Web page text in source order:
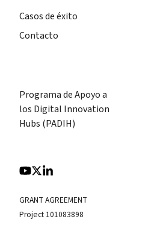
Casos de éxito
Contacto
Programa de Apoyo a
los Digital Innovation
Hubs (PADIH)
GRANT AGREEMENT
Project 101083898